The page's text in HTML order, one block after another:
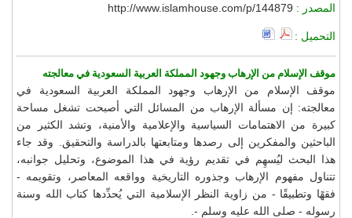
المصدر : http://www.islamhouse.com/p/144879
التحميل :
موقف الإسلام من الإرهاب وجهود المملكة العربية السعودية في معالجته
موقف الإسلام من الإرهاب وجهود المملكة العربية السعودية في
معالجته: إن مسألة الإرهاب من المسائل التي أصبحت تشغل مساحة
كبيرة من الاهتمامات السياسية والإعلامية والأمنية، وتشد الكثير من
الباحثين والمفكرين إلى رصدها ومتابعتها بالدراسة والتحقيق. وقد جاء
هذا البحث ليُسهِم في تقديم رؤية في هذا الموضوع، وتحليل جوانبه،
تتناول مفهوم الإرهاب وجذوره التاريخية وواقعه المعاصر، وتقويمه -
فقهًا وتطبيقًا - من زاوية النظر الإسلامية التي يُحدِّدها كتاب الله وسنة
رسوله - صلى الله عليه وسلم -.